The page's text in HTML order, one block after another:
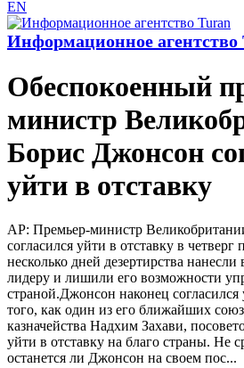
EN
Информационное агентство
Обеспокоенный
министр
Борис Джонсон
уйти в отставку
AP: Премьер-министр
согласился уйти в отставку в четверг
несколько дней дезертирства
лидеру и лишили его возможности
страной.Джонсон наконец согласился
того, как один из его ближайших
казначейства Надхим Захави,
уйти в отставку на благо страны. Не
останется ли Джонсон на своем пос...